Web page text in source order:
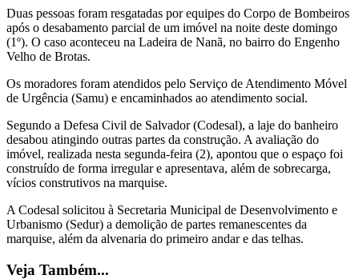
Duas pessoas foram resgatadas por equipes do Corpo de Bombeiros
após o desabamento parcial de um imóvel na noite deste domingo
(1º). O caso aconteceu na Ladeira de Nanã, no bairro do Engenho
Velho de Brotas.
Os moradores foram atendidos pelo Serviço de Atendimento Móvel
de Urgência (Samu) e encaminhados ao atendimento social.
Segundo a Defesa Civil de Salvador (Codesal), a laje do banheiro
desabou atingindo outras partes da construção. A avaliação do
imóvel, realizada nesta segunda-feira (2), apontou que o espaço foi
construído de forma irregular e apresentava, além de sobrecarga,
vícios construtivos na marquise.
A Codesal solicitou à Secretaria Municipal de Desenvolvimento e
Urbanismo (Sedur) a demolição de partes remanescentes da
marquise, além da alvenaria do primeiro andar e das telhas.
Veja Também...